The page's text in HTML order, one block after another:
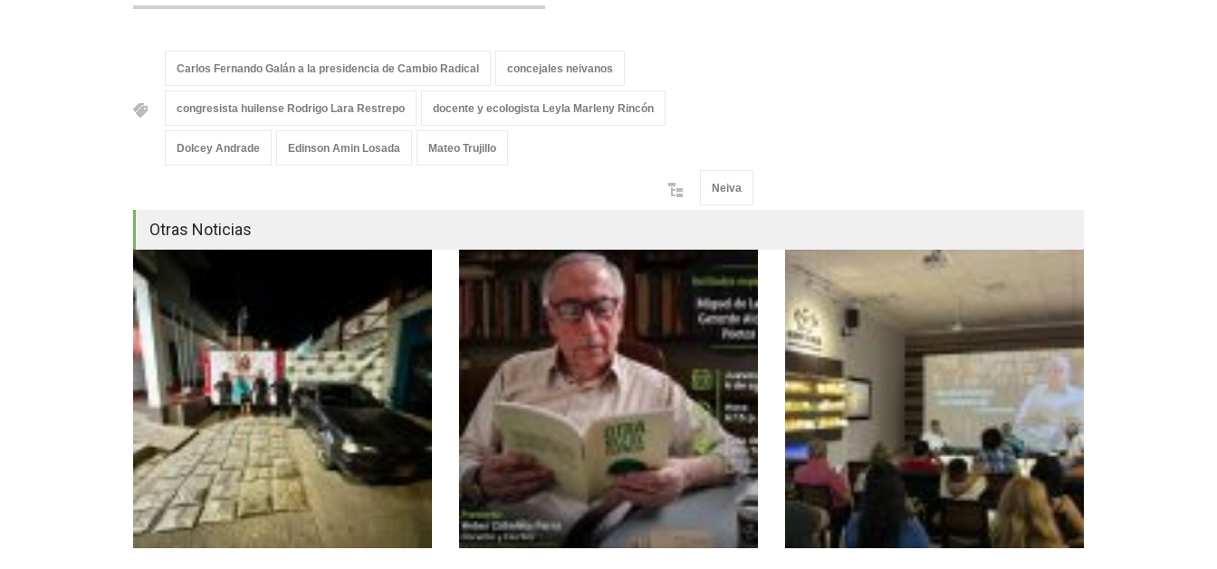
Carlos Fernando Galán a la presidencia de Cambio Radical concejales neivanos
congresista huilense Rodrigo Lara Restrepo docente y ecologista Leyla Marleny Rincón
Dolcey Andrade Edinson Amin Losada Mateo Trujillo
Neiva
Otras Noticias